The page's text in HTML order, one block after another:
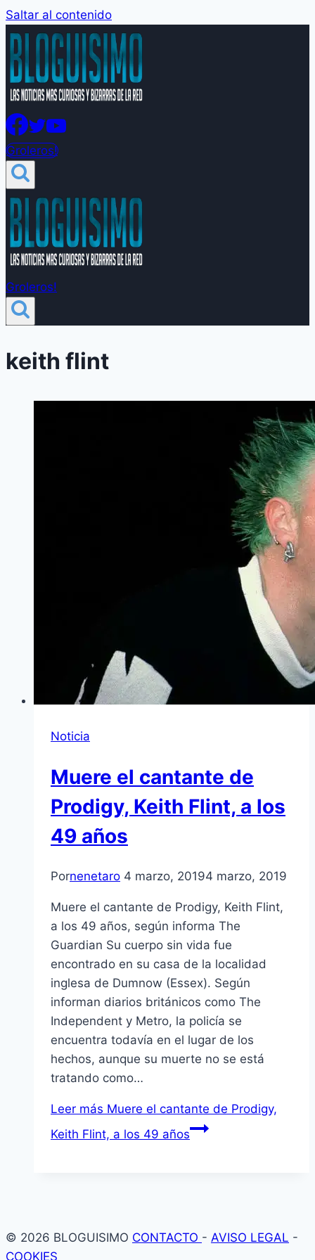
Saltar al contenido
Groleros!
Groleros!
keith flint
Noticia
Muere el cantante de
Prodigy, Keith Flint, a los
49 años
Pornenetaro 4 marzo, 20194 marzo, 2019
Muere el cantante de Prodigy, Keith Flint,
a los 49 años, según informa The
Guardian Su cuerpo sin vida fue
encontrado en su casa de la localidad
inglesa de Dumnow (Essex). Según
informan diarios británicos como The
Independent y Metro, la policía se
encuentra todavía en el lugar de los
hechos, aunque su muerte no se está
tratando como…
Leer más Muere el cantante de Prodigy,
Keith Flint, a los 49 años
© 2026 BLOGUISIMO CONTACTO - AVISO LEGAL -
COOKIES